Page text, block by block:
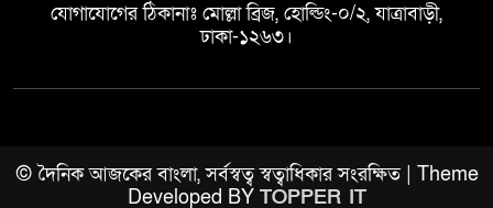
যোগাযোগের ঠিকানাঃ মোল্লা ব্রিজ, হোল্ডিং-০/২, যাত্রাবাড়ী,
ঢাকা-১২৬৩।
© দৈনিক আজকের বাংলা, সর্বস্বত্ব স্বত্বাধিকার সংরক্ষিত | Theme
Developed BY TOPPER IT